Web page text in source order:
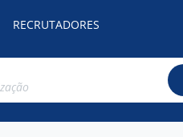
RECRUTADORES